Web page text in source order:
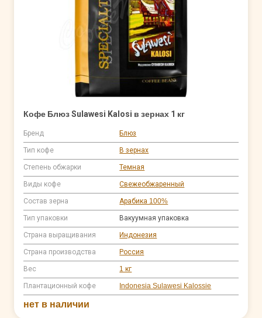
Кофе Блюз Sulawesi Kalosi в зернах 1 кг
Бренд Блюз
Тип кофе В зернах
Степень обжарки Темная
Виды кофе Свежеобжаренный
Состав зерна Арабика 100%
Тип упаковки Вакуумная упаковка
Страна выращивания Индонезия
Страна производства Россия
Вес 1 кг
Плантационный кофе Indonesia Sulawesi Kalossie
нет в наличии